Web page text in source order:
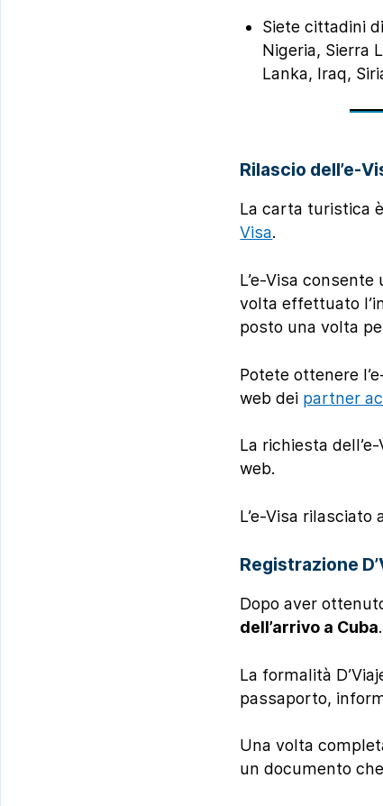
Siete cittadini
Nigeria, Sierra
Lanka, Iraq,
Rilascio dell’e-
La carta turistica
Visa.
L’e-Visa
volta effettuato
posto una volta
Potete ottenere
web dei partner
La richiesta
web.
L’e-Visa
Registrazione
Dopo aver
dell’arrivo a Cuba.
La formalità
passaporto,
Una volta
un documento